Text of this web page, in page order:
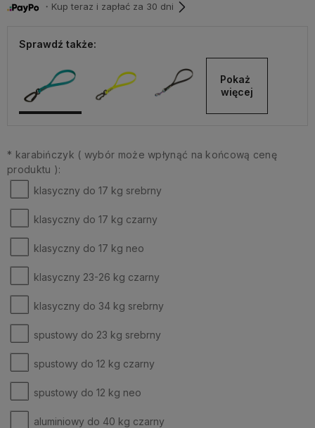
・Kup teraz i zapłać za 30 dni
Sprawdź także:
Pokaż
więcej
* karabińczyk ( wybór może wpłynąć na końcową cenę
produktu ):
klasyczny do 17 kg srebrny
klasyczny do 17 kg czarny
klasyczny do 17 kg neo
klasyczny 23-26 kg czarny
klasyczny do 34 kg srebrny
spustowy do 23 kg srebrny
spustowy do 12 kg czarny
spustowy do 12 kg neo
aluminiowy do 40 kg czarny